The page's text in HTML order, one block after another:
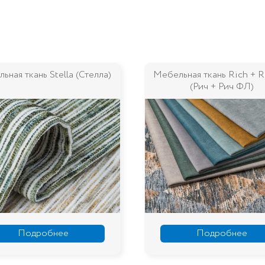
ткань Rich + Rich FL
Подробнее
Мебельная ткань Palma
Подробнее